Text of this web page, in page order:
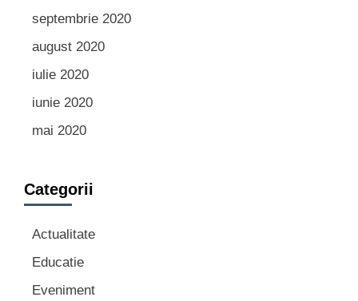
septembrie 2020
august 2020
iulie 2020
iunie 2020
mai 2020
Categorii
Actualitate
Educatie
Eveniment